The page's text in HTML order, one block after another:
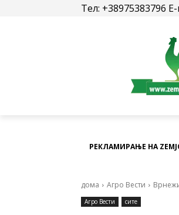
Тел: +38975383796
РЕКЛАМИРАЊЕ НА
дома Агро Вести
Агро Вести сите